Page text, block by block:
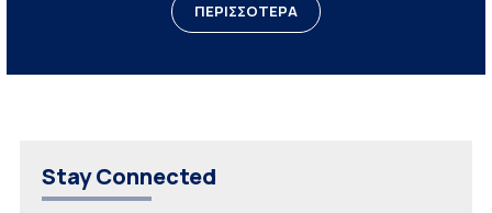
ΠΕΡΙΣΣΟΤΕΡΑ
Stay Connected